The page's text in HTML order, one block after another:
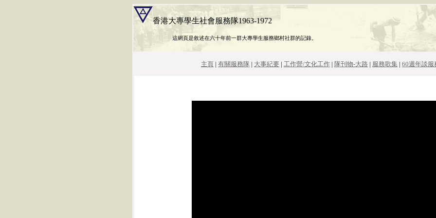
香港大專學生社會服務隊1963-1972
這網頁是敘述在六十年前一群大專學生服務鄉村社群的記錄。
主頁 | 有關服務隊 | 大事紀要 | 工作營/文化工作 | 隊刊物-大路 | 服務歌集 | 60週年談服